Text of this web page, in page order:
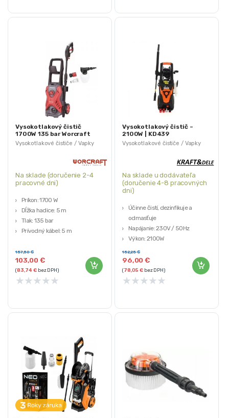
Vysokotlakové čističe / Vapky
Vysokotlakový čistič
1700W 135 bar Worcraft
HC17-090
Na sklade (doručenie 2-4
pracovné dni)
Príkon: 1700 W
Dĺžka hadice: 5 m
Tlak: 135 bar
Prívodný kábel: 5 m
103,00€
157,50€
(83,74€bez DPH)
★★★★★
Vysokotlakové čističe / Vapky
Vysokotlakový čistič –
2100W | KD439
Na sklade u dodávateľa
(doručenie 4-8 pracovných
dni)
Účinne čistí, dezinfikuje a
odmasťuje
Napájanie: 230V / 50Hz
Výkon: 2100W
Pracovný tlak: 200 bar
96,00€
152,25€
(78,05€bez DPH)
★★★★★